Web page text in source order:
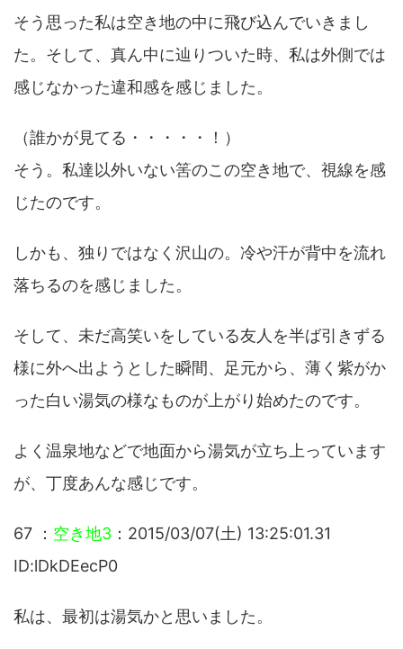
そう思った私は空き地の中に飛び込んでいきまし
た。そして、真ん中に辿りついた時、私は外側では
感じなかった違和感を感じました。
（誰かが見てる・・・・・！）
そう。私達以外いない筈のこの空き地で、視線を感
じたのです。
しかも、独りではなく沢山の。冷や汗が背中を流れ
落ちるのを感じました。
そして、未だ高笑いをしている友人を半ば引きずる
様に外へ出ようとした瞬間、足元から、薄く紫がか
った白い湯気の様なものが上がり始めたのです。
よく温泉地などで地面から湯気が立ち上っています
が、丁度あんな感じです。
67 ： 空き地3 ：2015/03/07(土) 13:25:01.31
ID:lDkDEecP0
私は、最初は湯気かと思いました。